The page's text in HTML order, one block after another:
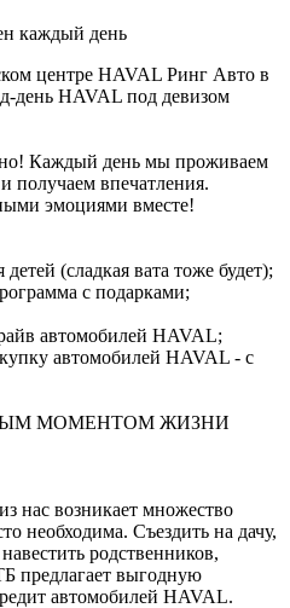
центре HAVAL Ринг Авто в
день HAVAL под девизом
Каждый день мы проживаем
получаем впечатления.
эмоциями вместе!
(сладкая вата тоже будет);
с подарками;
автомобилей HAVAL;
автомобилей HAVAL - с
МОМЕНТОМ ЖИЗНИ
нас возникает множество
необходима. Съездить на дачу,
родственников,
предлагает выгодную
автомобилей HAVAL.